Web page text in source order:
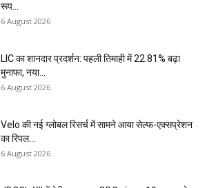
रूप...
6 August 2026
LIC का शानदार प्रदर्शन: पहली तिमाही में 22.81% बढ़ा
मुनाफा, नया...
6 August 2026
Velo की नई ग्लोबल रिसर्च में सामने आया सेल्फ-एक्सप्रेशन
का रिपल...
6 August 2026